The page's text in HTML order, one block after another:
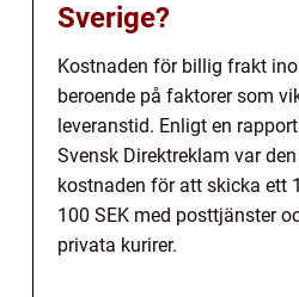
Sverige?
Kostnaden för billig frakt
beroende på faktorer som
leveranstid. Enligt en
Svensk Direktreklam var
kostnaden för att skicka ett
100 SEK med posttjänster
privata kurirer.